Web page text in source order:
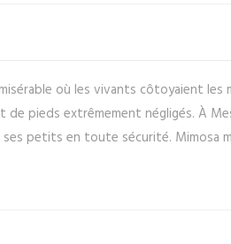
où les vivants côtoyaient les
pieds extrêmement négligés. À
petits en toute sécurité. Mimosa